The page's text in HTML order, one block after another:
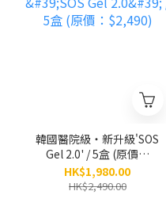
韓國醫院級‧新升級'SOS
Gel 2.0' / 5盒 (原價：
$2,490)
HK$1,980.00
HK$2,490.00